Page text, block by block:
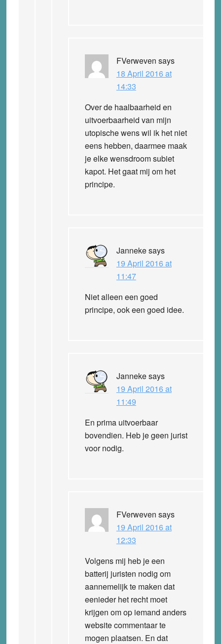
FVerweven says
18 April 2016 at
14:33
Over de haalbaarheid en
uitvoerbaarheid van mijn
utopische wens wil ik het niet
eens hebben, daarmee maak
je elke wensdroom subiet
kapot. Het gaat mij om het
principe.
Jannekesays
19 April 2016 at
11:47
Niet alleen een goed
principe, ook een goed idee.
Jannekesays
19 April 2016 at
11:49
En prima uitvoerbaar
bovendien. Heb je geen jurist
voor nodig.
FVerweven says
19 April 2016 at
12:33
Volgens mij heb je een
batterij juristen nodig om
aannemelijk te maken dat
eenieder het recht moet
krijgen om op iemand anders
website commentaar te
mogen plaatsen. En dat